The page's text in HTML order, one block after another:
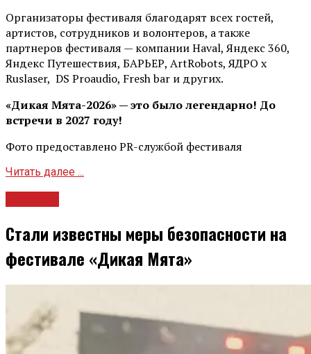
Организаторы фестиваля благодарят всех гостей,
артистов, сотрудников и волонтеров, а также
партнеров фестиваля — компании Haval, Яндекс 360,
Яндекс Путешествия, БАРЬЕР, ArtRobots, ЯДРО х
Ruslaser, DS Proaudio, Fresh bar и других.
«Дикая Мята-2026» — это было легендарно! До
встречи в 2027 году!
Фото предоставлено PR-службой фестиваля
Читать далее ...
Стали известны меры безопасности на
фестивале «Дикая Мята»